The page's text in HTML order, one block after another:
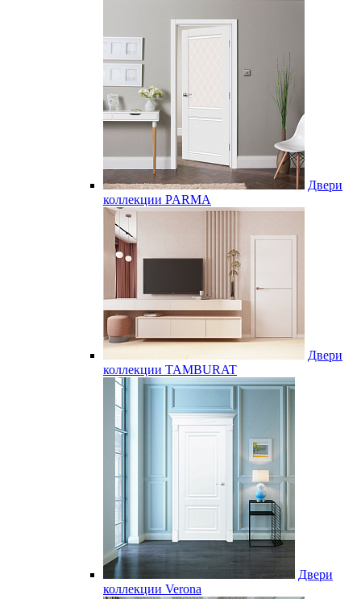
Двери
коллекции PARMA
Двери
коллекции TAMBURAT
Двери
коллекции Verona